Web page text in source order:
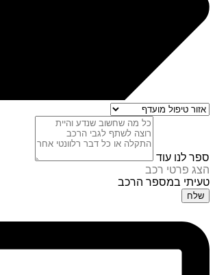
ספר לנו עוד
הצג פרטי רכב
טעיתי במספר הרכב
שלח